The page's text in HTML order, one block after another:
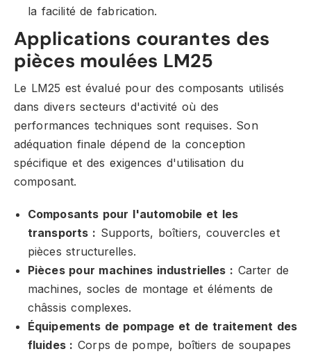
la facilité de fabrication.
Applications courantes des
pièces moulées LM25
Le LM25 est évalué pour des composants utilisés
dans divers secteurs d'activité où des
performances techniques sont requises. Son
adéquation finale dépend de la conception
spécifique et des exigences d'utilisation du
composant.
Composants pour l'automobile et les
transports : Supports, boîtiers, couvercles et
pièces structurelles.
Pièces pour machines industrielles : Carter de
machines, socles de montage et éléments de
châssis complexes.
Équipements de pompage et de traitement des
fluides : Corps de pompe, boîtiers de soupapes